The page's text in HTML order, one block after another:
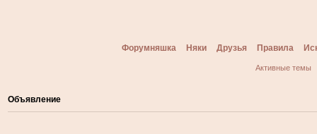
Форумняшка Няки Друзья Правила
Активные темы
Объявление